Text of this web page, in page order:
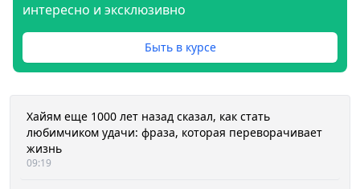
интересно и эксклюзивно
Быть в курсе
Хайям еще 1000 лет назад сказал, как стать
любимчиком удачи: фраза, которая переворачивает
жизнь
09:19